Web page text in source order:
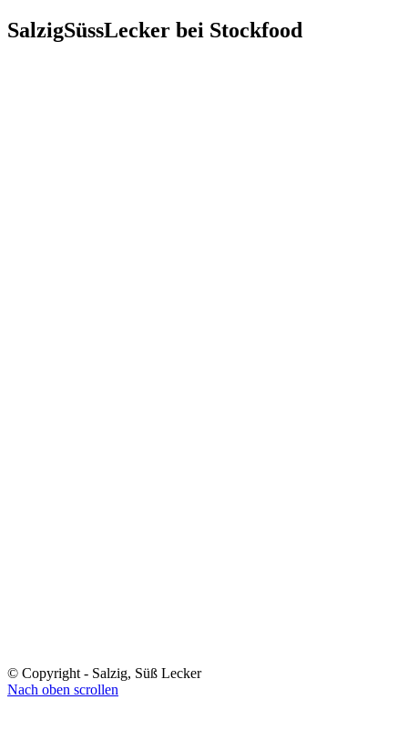
SalzigSüssLecker bei Stockfood
© Copyright - Salzig, Süß Lecker
Nach oben scrollen